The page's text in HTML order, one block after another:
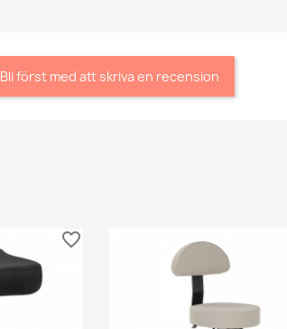
Bli först med att skriva en recension
favorite_border